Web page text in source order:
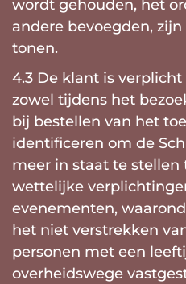
wordt gehouden, het
andere bevoegden,
tonen.
4.3 De klant is
zowel tijdens het
bij bestellen van het
identificeren om de
meer in staat te stellen
wettelijke
evenementen,
het niet verstrekken
personen met een
overheidswege